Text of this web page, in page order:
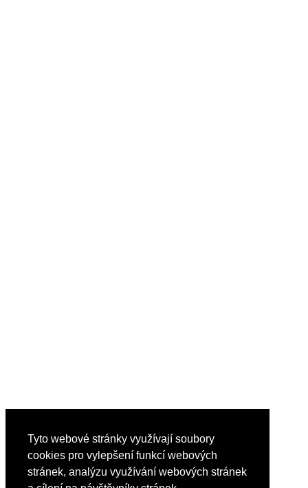
Tyto webové stránky využívají soubory
cookies pro vylepšení funkcí webových
stránek, analýzu využívání webových stránek